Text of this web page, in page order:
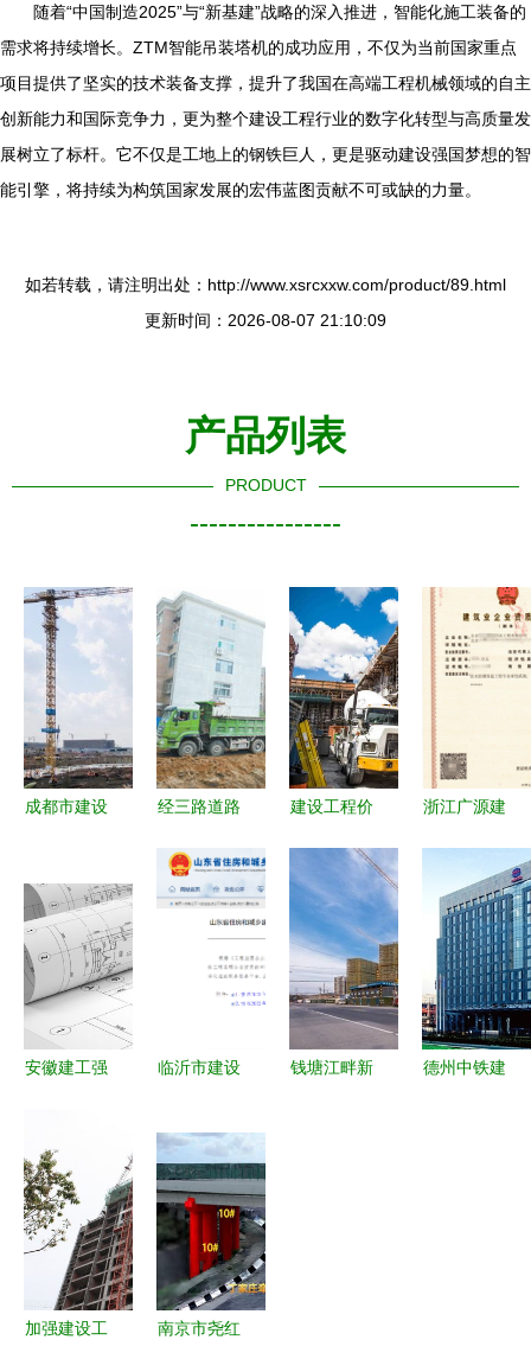
随着“中国制造2025”与“新基建”战略的深入推进，智能化施工装备的
需求将持续增长。ZTM智能吊装塔机的成功应用，不仅为当前国家重点
项目提供了坚实的技术装备支撑，提升了我国在高端工程机械领域的自主
创新能力和国际竞争力，更为整个建设工程行业的数字化转型与高质量发
展树立了标杆。它不仅是工地上的钢铁巨人，更是驱动建设强国梦想的智
能引擎，将持续为构筑国家发展的宏伟蓝图贡献不可或缺的力量。
如若转载，请注明出处：http://www.xsrcxxw.com/product/89.html
更新时间：2026-08-07 21:10:09
产品列表
PRODUCT
----------------
成都市建设
职能与作用
解析
经三路道路
速推进，城
建设工程价
权行使期限
力问题探讨
浙江广源建
心筑基，诚
筑未来
安徽建工强
建设项目，
持续巩固区
域建筑龙头
地位
临沂市建设
询公司荣获
化工石油工
程监理甲级
资质
钱塘江畔新
德州中铁建
加强建设工
南京市尧红